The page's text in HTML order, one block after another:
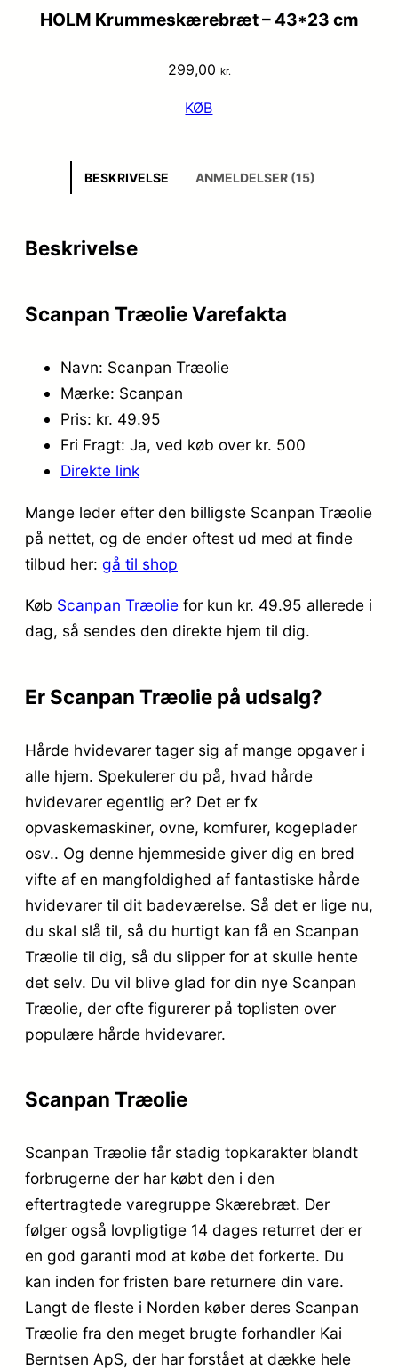
HOLM Krummeskærebræt – 43*23 cm
299,00 kr.
KØB
BESKRIVELSE ANMELDELSER (15)
Beskrivelse
Scanpan Træolie Varefakta
Navn: Scanpan Træolie
Mærke: Scanpan
Pris: kr. 49.95
Fri Fragt: Ja, ved køb over kr. 500
Direkte link
Mange leder efter den billigste Scanpan Træolie
på nettet, og de ender oftest ud med at finde
tilbud her: gå til shop
Køb Scanpan Træolie for kun kr. 49.95 allerede i
dag, så sendes den direkte hjem til dig.
Er Scanpan Træolie på udsalg?
Hårde hvidevarer tager sig af mange opgaver i
alle hjem. Spekulerer du på, hvad hårde
hvidevarer egentlig er? Det er fx
opvaskemaskiner, ovne, komfurer, kogeplader
osv.. Og denne hjemmeside giver dig en bred
vifte af en mangfoldighed af fantastiske hårde
hvidevarer til dit badeværelse. Så det er lige nu,
du skal slå til, så du hurtigt kan få en Scanpan
Træolie til dig, så du slipper for at skulle hente
det selv. Du vil blive glad for din nye Scanpan
Træolie, der ofte figurerer på toplisten over
populære hårde hvidevarer.
Scanpan Træolie
Scanpan Træolie får stadig topkarakter blandt
forbrugerne der har købt den i den
eftertragtede varegruppe Skærebræt. Der
følger også lovpligtige 14 dages returret der er
en god garanti mod at købe det forkerte. Du
kan inden for fristen bare returnere din vare.
Langt de fleste i Norden køber deres Scanpan
Træolie fra den meget brugte forhandler Kai
Berntsen ApS, der har forstået at dække hele